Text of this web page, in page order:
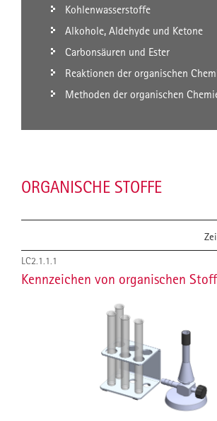
Kohlenwasserstoffe
Alkohole, Aldehyde und Ketone
Carbonsäuren und Ester
Reaktionen der organischen
Methoden der organischen
ORGANISCHE STOFFE
LC2.1.1.1
Kennzeichen von organischen